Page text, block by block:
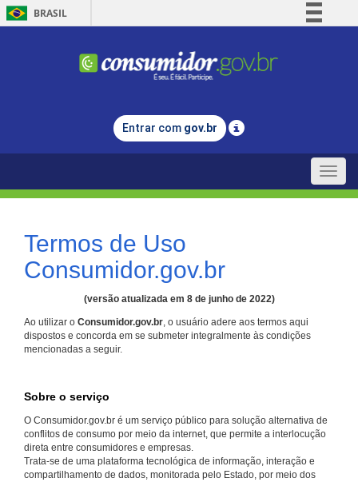
BRASIL
Comunica BR
Legislação
Entrar com gov.br
Toggle
Termos de Uso
Consumidor.gov.br
(versão atualizada em 8 de junho de 2022)
Ao utilizar o Consumidor.gov.br, o usuário adere aos termos aqui
dispostos e concorda em se submeter integralmente às condições
mencionadas a seguir.
Sobre o serviço
O Consumidor.gov.br é um serviço público para solução alternativa de
conflitos de consumo por meio da internet, que permite a interlocução
direta entre consumidores e empresas.
Trata-se de uma plataforma tecnológica de informação, interação e
compartilhamento de dados, monitorada pelo Estado, por meio dos